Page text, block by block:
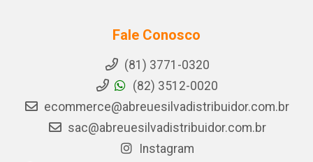
Fale Conosco
(81) 3771-0320
(82) 3512-0020
ecommerce@abreuesilvadistribuidor.com.br
sac@abreuesilvadistribuidor.com.br
Instagram